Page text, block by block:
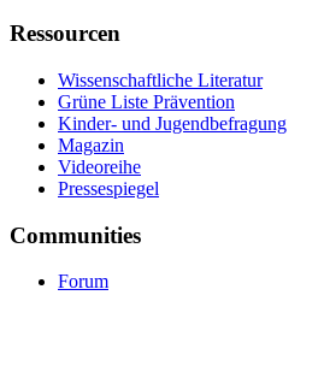
Ressourcen
Wissenschaftliche Literatur
Grüne Liste Prävention
Kinder- und Jugendbefragung
Magazin
Videoreihe
Pressespiegel
Communities
Forum